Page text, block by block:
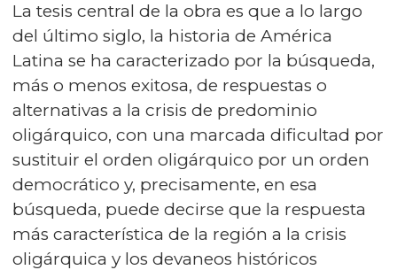
La tesis central de la obra es que a lo largo
del último siglo, la historia de América
Latina se ha caracterizado por la búsqueda,
más o menos exitosa, de respuestas o
alternativas a la crisis de predominio
oligárquico, con una marcada dificultad por
sustituir el orden oligárquico por un orden
democrático y, precisamente, en esa
búsqueda, puede decirse que la respuesta
más característica de la región a la crisis
oligárquica y los devaneos históricos